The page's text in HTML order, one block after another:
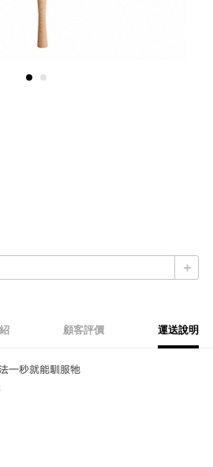
顧客評價 運送說明
一秒就能馴服牠